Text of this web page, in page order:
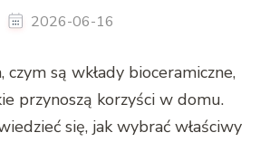
2026-06-16
czym są wkłady bioceramiczne,
przynoszą korzyści w domu.
się, jak wybrać właściwy